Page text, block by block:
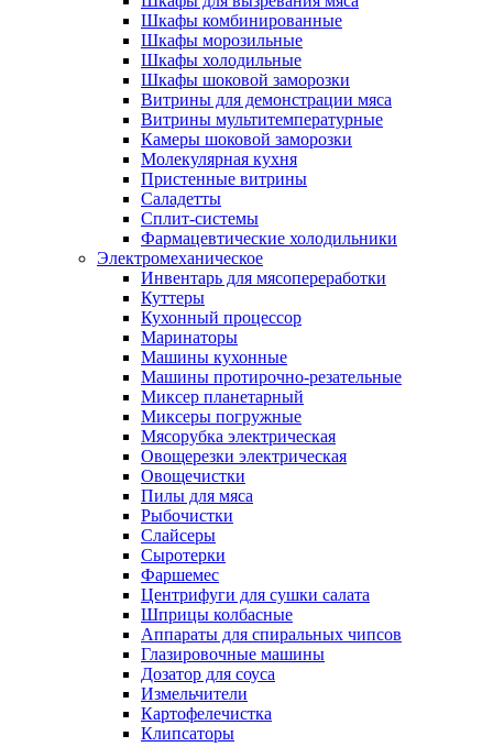
Шкафы комбинированные
Шкафы морозильные
Шкафы холодильные
Шкафы шоковой заморозки
Витрины для демонстрации мяса
Витрины мультитемпературные
Камеры шоковой заморозки
Молекулярная кухня
Пристенные витрины
Саладетты
Сплит-системы
Фармацевтические холодильники
Электромеханическое
Инвентарь для мясопереработки
Куттеры
Кухонный процессор
Маринаторы
Машины кухонные
Машины протирочно-резательные
Миксер планетарный
Миксеры погружные
Мясорубка электрическая
Овощерезки электрическая
Овощечистки
Пилы для мяса
Рыбочистки
Слайсеры
Сыротерки
Фаршемес
Центрифуги для сушки салата
Шприцы колбасные
Аппараты для спиральных чипсов
Глазировочные машины
Дозатор для соуса
Измельчители
Картофелечистка
Клипсаторы